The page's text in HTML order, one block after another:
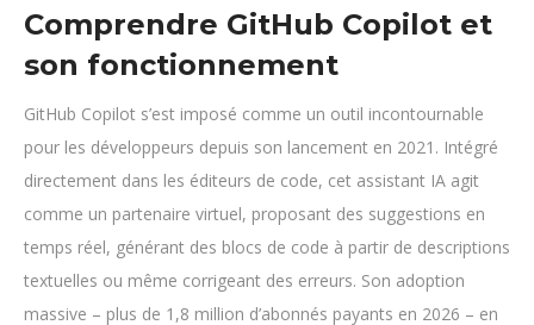
Comprendre GitHub Copilot et
son fonctionnement
GitHub Copilot s’est imposé comme un outil incontournable
pour les développeurs depuis son lancement en 2021. Intégré
directement dans les éditeurs de code, cet assistant IA agit
comme un partenaire virtuel, proposant des suggestions en
temps réel, générant des blocs de code à partir de descriptions
textuelles ou même corrigeant des erreurs. Son adoption
massive – plus de 1,8 million d’abonnés payants en 2026 – en